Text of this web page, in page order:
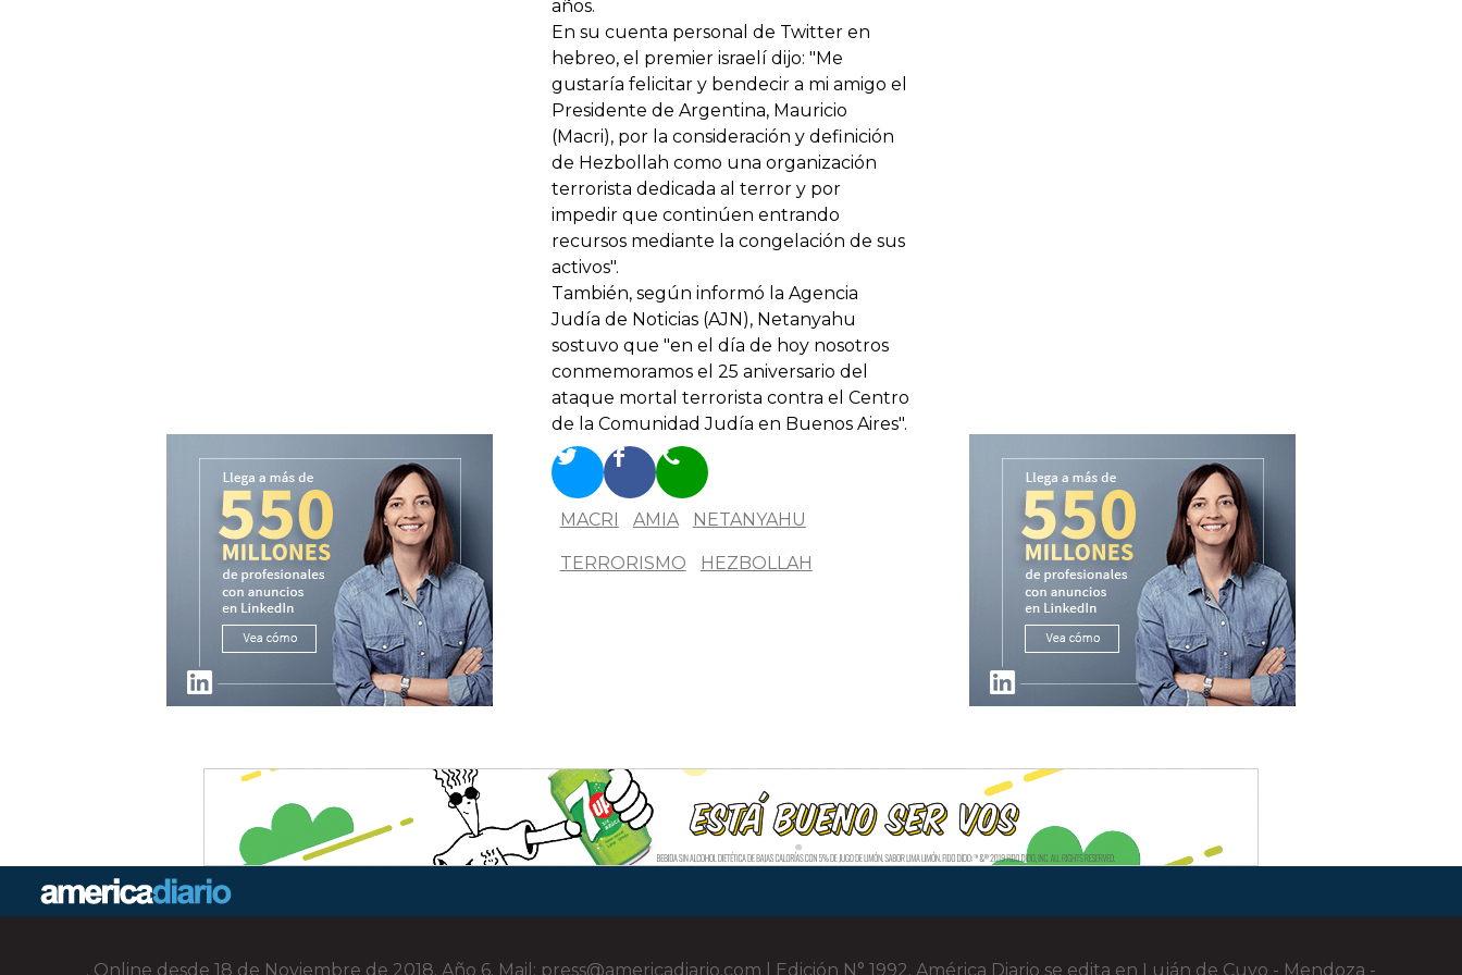
años.
En su cuenta personal de Twitter en
hebreo, el premier israelí dijo: "Me
gustaría felicitar y bendecir a mi amigo el
Presidente de Argentina, Mauricio
(Macri), por la consideración y definición
de Hezbollah como una organización
terrorista dedicada al terror y por
impedir que continúen entrando
recursos mediante la congelación de sus
activos".
También, según informó la Agencia
Judía de Noticias (AJN), Netanyahu
sostuvo que "en el día de hoy nosotros
conmemoramos el 25 aniversario del
ataque mortal terrorista contra el Centro
de la Comunidad Judía en Buenos Aires".
MACRI AMIA NETANYAHU
TERRORISMO HEZBOLLAH
. Online desde 18 de Noviembre de 2018. Año 6. Mail: press@americadiario.com | Edición N° 1992. América Diario se edita en Luján de Cuyo - Mendoza -